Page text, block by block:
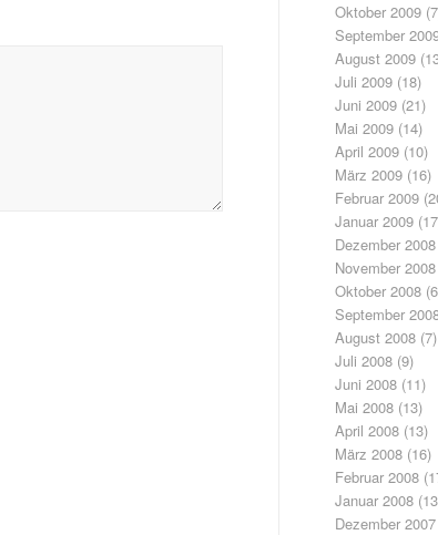
Oktober 2009
September
August 2009
Juli 2009 (18)
Juni 2009 (21)
Mai 2009 (14)
April 2009 (10)
März 2009 (16)
Februar 2009
Januar 2009
Dezember 2008
November 2008
Oktober 2008
September
August 2008 (7)
Juli 2008 (9)
Juni 2008 (11)
Mai 2008 (13)
April 2008 (13)
März 2008 (16)
Februar 2008
Januar 2008
Dezember 2007